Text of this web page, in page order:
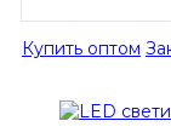
Купить оптом